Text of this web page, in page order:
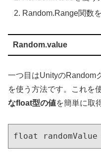
Random.Range関数
Random.value
一つ目はUnityのRandom
を使う方法です。これを
なfloat型の値を簡単に取
float randomValue